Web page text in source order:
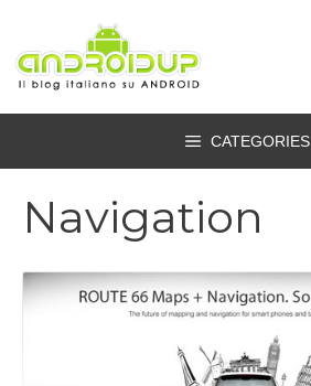
contenuto
CATEGORIES
Navigation